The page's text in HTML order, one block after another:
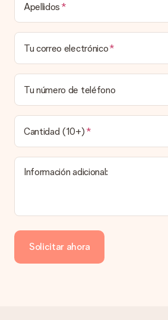
Tiempo de entrega, opciones
costos de envío.
¿Puedo elegir una fecha de entrega?
Elegir la fecha exacta de entrega no es
personalizado y completado tu pedido,
confirmación con las fechas
que el pedido haya sido enviado, será la
transportes la encargada de entregar el
¿Cuál es el tiempo de entrega y
obsequio?
El tiempo de entrega se puede
producto del regalo.
¿Cómo puedo pagar mi pedido?
de crédito o transferencia bancaria. En
transferencia bancaria, ten en cuenta 3
entrega de tu regalo.
Apellidos
Tu correo electrónico
Tu número de teléfono
Cantidad (10+)
Información adicional:
Solicitar ahora